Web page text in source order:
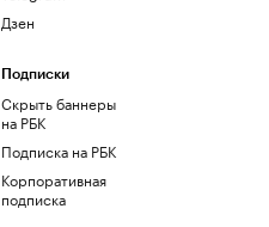
Дзен
Подписки
Скрыть баннеры
на РБК
Подписка на РБК
Корпоративная
подписка